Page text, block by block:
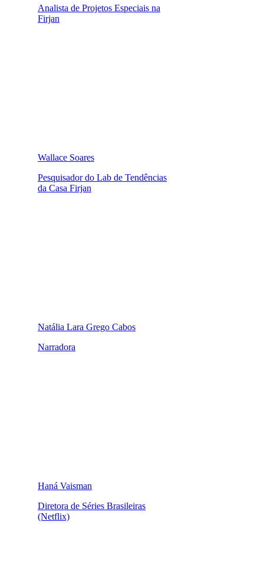
Analista de Projetos Especiais na
Firjan
Wallace Soares
Pesquisador do Lab de Tendências
da Casa Firjan
Natália Lara Grego Cabos
Narradora
Haná Vaisman
Diretora de Séries Brasileiras
(Netflix)